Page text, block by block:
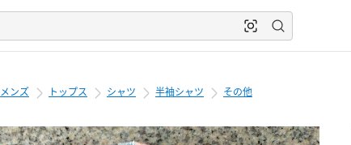
メンズ トップス シャツ 半袖シャツ その他